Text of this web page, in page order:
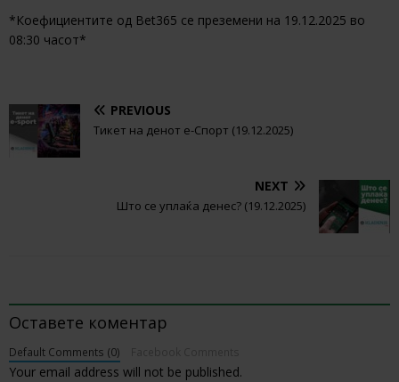
*Коефициентите од Bet365 се преземени на 19.12.2025 во
08:30 часот*
PREVIOUS
Тикет на денот е-Спорт (19.12.2025)
NEXT
Што се уплаќа денес? (19.12.2025)
Оставете коментар
Default Comments (0)
Your email address will not be published.